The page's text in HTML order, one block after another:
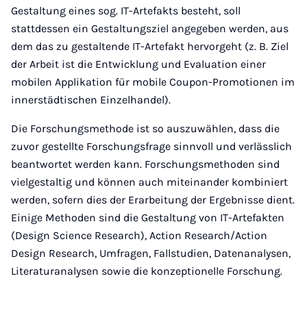
Gestaltung eines sog. IT-Artefakts besteht, soll
stattdessen ein Gestaltungsziel angegeben werden, aus
dem das zu gestaltende IT-Artefakt hervorgeht (z. B. Ziel
der Arbeit ist die Entwicklung und Evaluation einer
mobilen Applikation für mobile Coupon-Promotionen im
innerstädtischen Einzelhandel).
Die Forschungsmethode ist so auszuwählen, dass die
zuvor gestellte Forschungsfrage sinnvoll und verlässlich
beantwortet werden kann. Forschungsmethoden sind
vielgestaltig und können auch miteinander kombiniert
werden, sofern dies der Erarbeitung der Ergebnisse dient.
Einige Methoden sind die Gestaltung von IT-Artefakten
(Design Science Research), Action Research/Action
Design Research, Umfragen, Fallstudien, Datenanalysen,
Literaturanalysen sowie die konzeptionelle Forschung.